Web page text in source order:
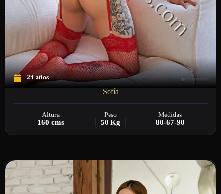
24 años
Sofía
Altura Peso Medidas
160 cms 50 Kg 80-67-90